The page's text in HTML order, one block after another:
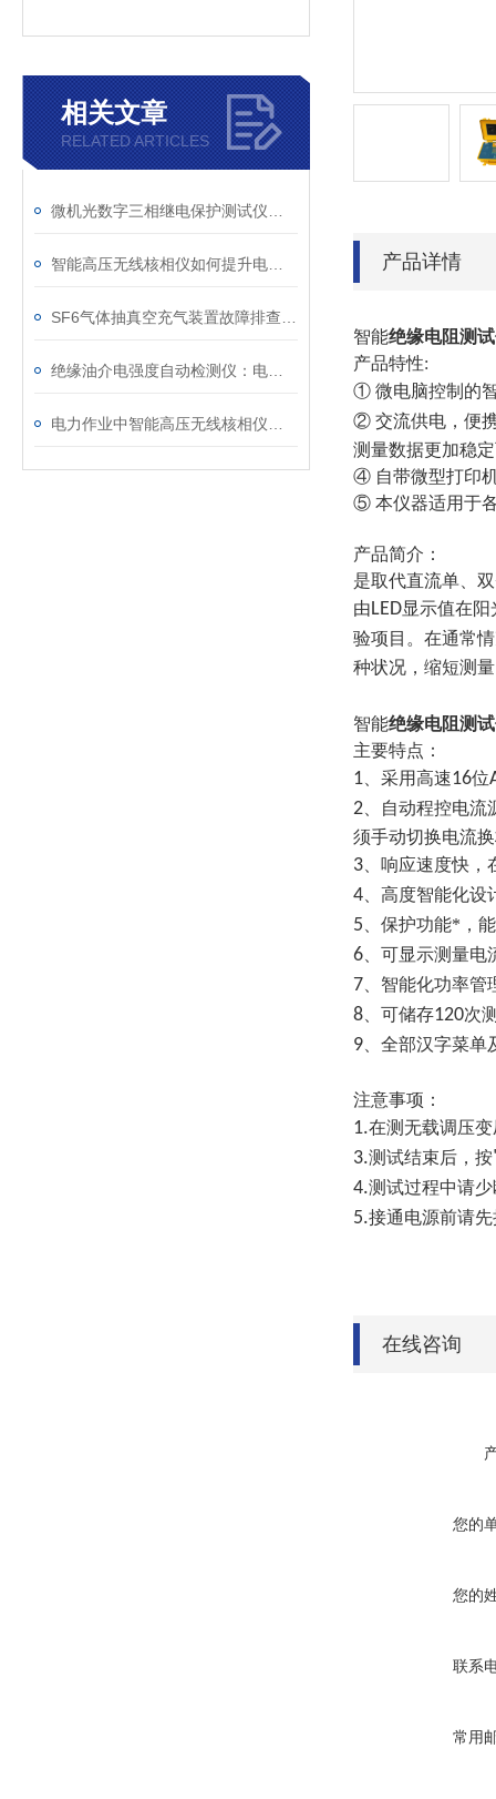
相关文章
RELATED ARTICLES
产品详情
智能绝缘电阻测
产品特性:
① 微电脑控制的
② 交流供电，便
测量数据更加稳
④ 自带微型打印
⑤ 本仪器适用于
产品简介：
是取代直流单、
由LED显示值在
验项目。在通常
种状况，缩短测
智能绝缘电阻测
主要特点：
1 、采用高速16位
2 、自动程控电
须手动切换电流
3 、响应速度快
4 、高度智能化
5 、保护功能*，
6 、可显示测量
7 、智能化功率
8 、可储存120次
9 、全部汉字菜
注意事项：
1.在测无载调压
3.测试结束后，按
4.测试过程中请
5.接通电源前请
在线咨询
您的
您的
联系
常用